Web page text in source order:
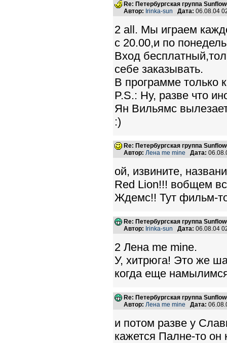
Re: Петербургская группа
Автор: Irinka-sun Дата: 06.08.04
2 all. Мы играем
с 20.00,и по
Вход
себе заказывать.
В программе только
P.S.: Ну, разве что
Ян Вильямс
:)
Re: Петербургская группа
Автор: Лена me mine Дата:
ой, извините,
Red Lion!!! вобщем
Ждемс!! Тут фильм-
Re: Петербургская группа
Автор: Irinka-sun Дата: 06.08.04
2 Лена me mine.
У, хитрюга! Это же
когда еще
Re: Петербургская группа
Автор: Лена me mine Дата:
и потом разве у
кажется Палне-то он